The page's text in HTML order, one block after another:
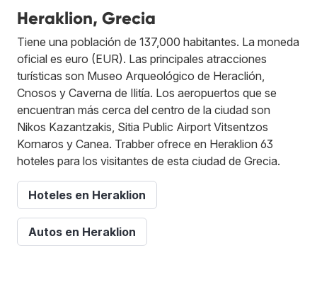
Heraklion, Grecia
Tiene una población de 137,000 habitantes. La moneda
oficial es euro (EUR). Las principales atracciones
turísticas son Museo Arqueológico de Heraclión,
Cnosos y Caverna de Ilitía. Los aeropuertos que se
encuentran más cerca del centro de la ciudad son
Nikos Kazantzakis, Sitia Public Airport Vitsentzos
Kornaros y Canea. Trabber ofrece en Heraklion 63
hoteles para los visitantes de esta ciudad de Grecia.
Hoteles en Heraklion
Autos en Heraklion